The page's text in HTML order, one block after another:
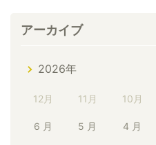
アーカイブ
2026年
12月 11月 10月
6 月 5 月 4 月